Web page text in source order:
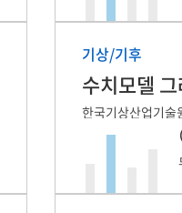
기상/기후
수치모델
한국기상산업기술